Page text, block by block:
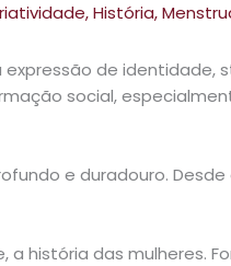
,História,
expressão de
social,
e duradouro.
história das mulheres.